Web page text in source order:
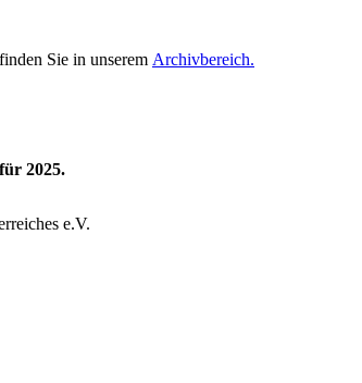
Sie in unserem Archivbereich.
2025.
e.V.